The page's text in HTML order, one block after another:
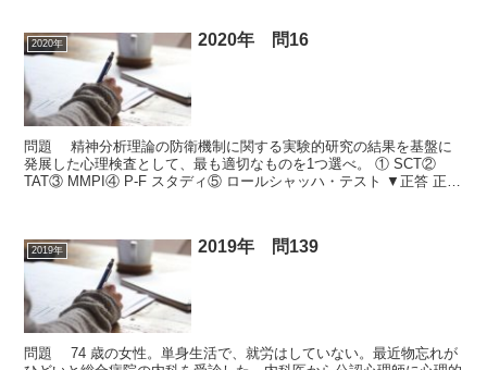
2020年 2020年 問16
問題 精神分析理論の防衛機制に関する実験的研究の結果を基盤に
発展した心理検査として、最も適切なものを1つ選べ。 ① SCT②
TAT③ MMPI④ P-F スタディ⑤ ロールシャッハ・テスト ▼正答 正答
2019年 2019年 問139
問題 74 歳の女性。単身生活で、就労はしていない。最近物忘れが